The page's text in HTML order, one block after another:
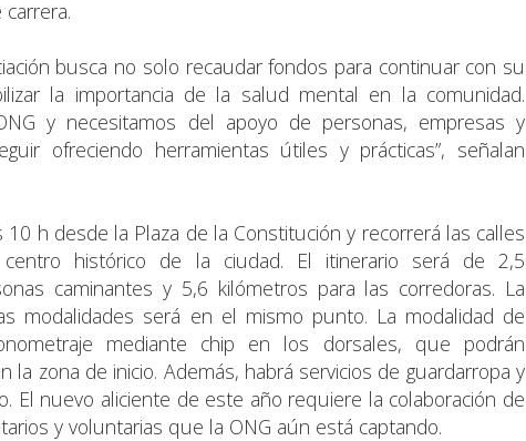
busca no solo recaudar fondos para continuar con su
la importancia de la salud mental en la comunidad.
y necesitamos del apoyo de personas, empresas y
ofreciendo herramientas útiles y prácticas”, señalan
10 h desde la Plaza de la Constitución y recorrerá las calles
histórico de la ciudad. El itinerario será de 2,5
caminantes y 5,6 kilómetros para las corredoras. La
modalidades será en el mismo punto. La modalidad de
mediante chip en los dorsales, que podrán
la zona de inicio. Además, habrá servicios de guardarropa y
El nuevo aliciente de este año requiere la colaboración de
y voluntarias que la ONG aún está captando.